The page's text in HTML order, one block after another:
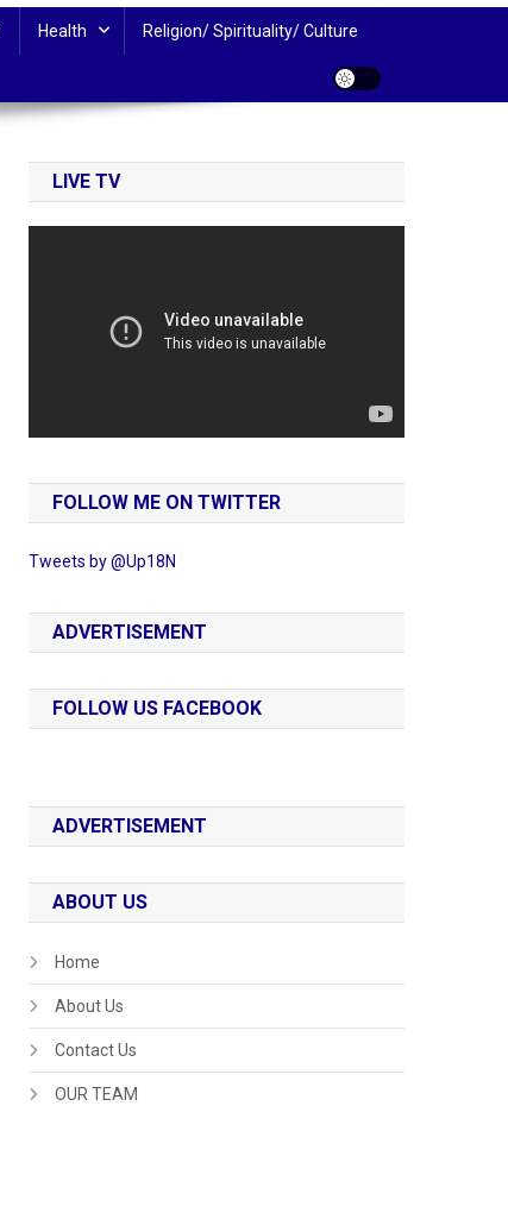
Health Religion/ Spirituality/ Culture
LIVE TV
FOLLOW ME ON TWITTER
Tweets by @Up18N
ADVERTISEMENT
FOLLOW US FACEBOOK
ADVERTISEMENT
ABOUT US
Home
About Us
Contact Us
OUR TEAM